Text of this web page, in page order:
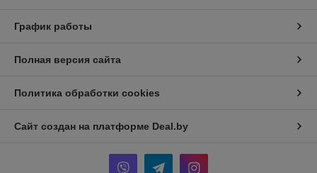
График работы
Полная версия сайта
Политика обработки cookies
Сайт создан на платформе Deal.by